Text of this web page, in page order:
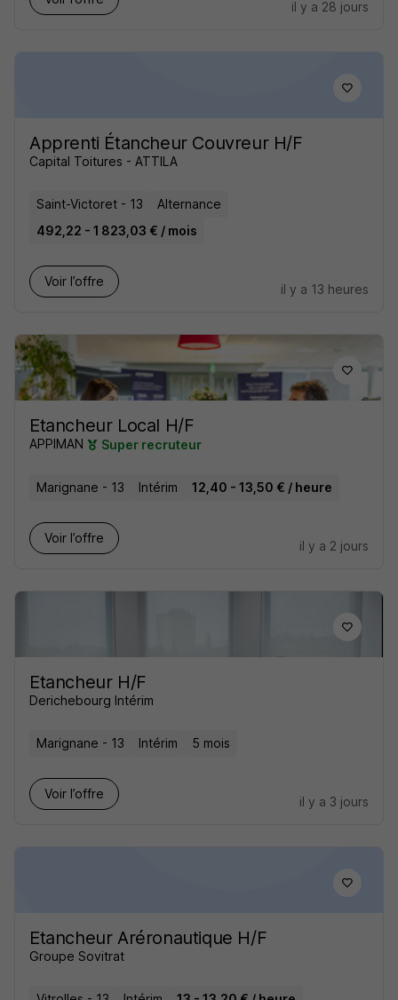
il y a 28 jours
Apprenti Étancheur Couvreur H/F
Capital Toitures - ATTILA
Saint-Victoret - 13
Alternance
492,22 - 1 823,03 € / mois
Voir l’offre
il y a 13 heures
Etancheur Local H/F
APPIMAN Super recruteur
Marignane - 13 Intérim 12,40 - 13,50 € / heure
Voir l’offre
il y a 2 jours
Etancheur H/F
Derichebourg Intérim
Marignane - 13 Intérim 5 mois
Voir l’offre
il y a 3 jours
Etancheur Aréronautique H/F
Groupe Sovitrat